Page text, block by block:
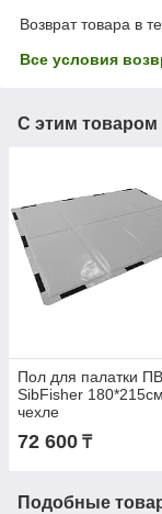
Возврат товара в
Все условия
С этим товаром
Пол для палатки
SibFisher
чехле
72 600 ₸
Подобные